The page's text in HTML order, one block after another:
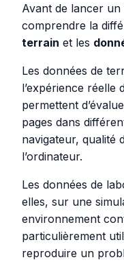
Avant de lancer
comprendre la
terrain et les
Les données de
l’expérience réelle
permettent
pages dans
navigateur, qualité
l’ordinateur.
Les données de
elles, sur une
environnement
particulièrement
reproduire un